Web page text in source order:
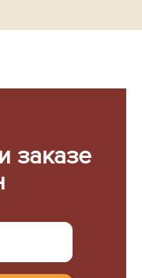
заказе